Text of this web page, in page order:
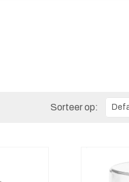
Sorteer op: